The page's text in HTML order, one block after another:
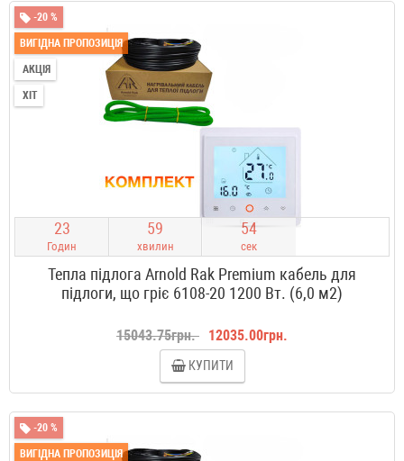
-20 %
ВИГІДНА ПРОПОЗИЦІЯ
АКЦІЯ
ХІТ
23
Годин
59
хвилин
53
сек
Тепла підлога Arnold Rak Premium кабель для
підлоги, що гріє 6108-20 1200 Вт. (6,0 м2)
15043.75грн. 12035.00грн.
КУПИТИ
-20 %
ВИГІДНА ПРОПОЗИЦІЯ